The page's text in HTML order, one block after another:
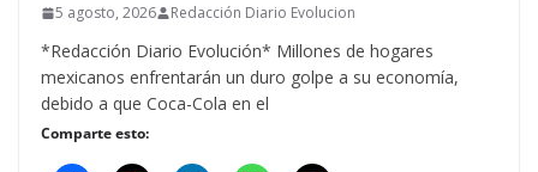
5 agosto, 2026 Redacción Diario Evolucion
*Redacción Diario Evolución* Millones de hogares
mexicanos enfrentarán un duro golpe a su economía,
debido a que Coca-Cola en el
Comparte esto: